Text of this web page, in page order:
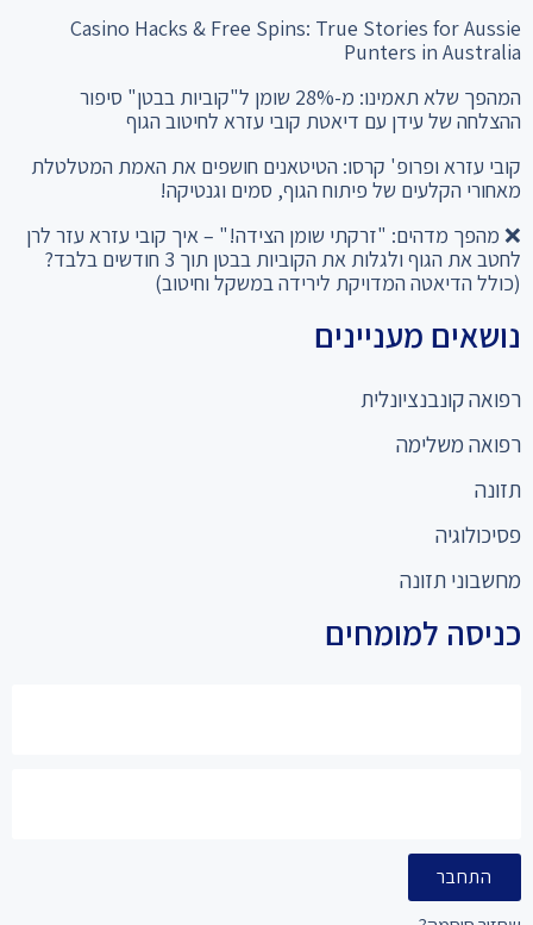
Casino Hacks & Free Spins: True Stories for Aussie
Punters in Australia
המהפך שלא תאמינו: מ-28% שומן ל"קוביות בבטן" סיפור
ההצלחה של עידן עם דיאטת קובי עזרא לחיטוב הגוף
קובי עזרא ופרופ' קרסו: הטיטאנים חושפים את האמת המטלטלת
מאחורי הקלעים של פיתוח הגוף, סמים וגנטיקה!
❌ מהפך מדהים: "זרקתי שומן הצידה!" – איך קובי עזרא עזר לרן
לחטב את הגוף ולגלות את הקוביות בבטן תוך 3 חודשים בלבד?
(כולל הדיאטה המדויקת לירידה במשקל וחיטוב)
נושאים מעניינים
רפואה קונבנציונלית
רפואה משלימה
תזונה
פסיכולוגיה
מחשבוני תזונה
כניסה למומחים
התחבר